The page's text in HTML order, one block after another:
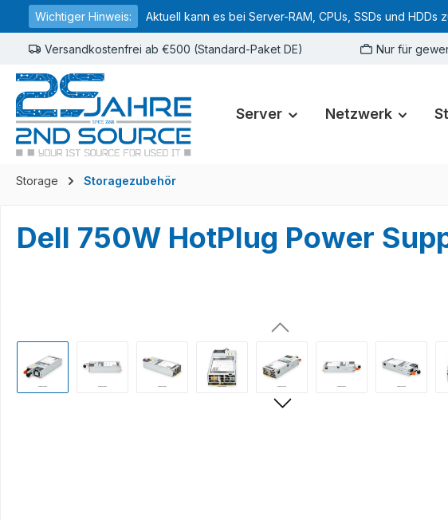
Zur Hauptnavigation springen
Wichtiger Hinweis: Aktuell kann es bei Server-RAM, CPUs, SSDs und
Versandkostenfrei ab €500 (Standard-Paket DE) Nur für
Server Netzwerk
Storage Storagezubehör
Dell 750W HotPlug Power